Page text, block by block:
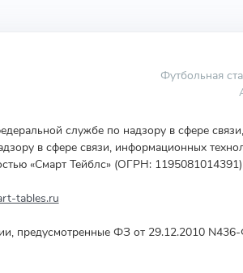
Футбольная
службе по надзору в сфере
в сфере связи, информационных
«Смарт Тейблс» (ОГРН: 1195081014391)
tables.ru
предусмотренные ФЗ от 29.12.2010